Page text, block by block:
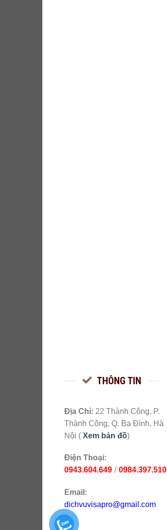
THÔNG TIN
Địa Chỉ: 22 Thành Công, P.
Thành Công, Q. Ba Đình, Hà
Nội ( Xem bản đồ)
Điện Thoại:
0943.604.649 / 0984.397.510
Email:
dichvuvisapro@gmail.com